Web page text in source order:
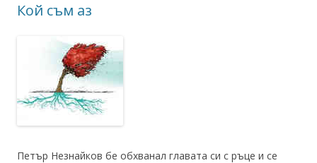
Кой съм аз
Петър Незнайков бе обхванал главата си с ръце и се